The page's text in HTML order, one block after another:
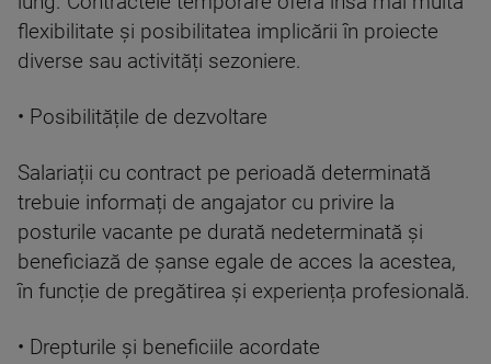
flexibilitate și posibilitatea implicării în proiecte
diverse sau activități sezoniere.
• Posibilitățile de dezvoltare
Salariații cu contract pe perioadă determinată
trebuie informați de angajator cu privire la
posturile vacante pe durată nedeterminată și
beneficiază de șanse egale de acces la acestea,
în funcție de pregătirea și experiența profesională.
• Drepturile și beneficiile acordate